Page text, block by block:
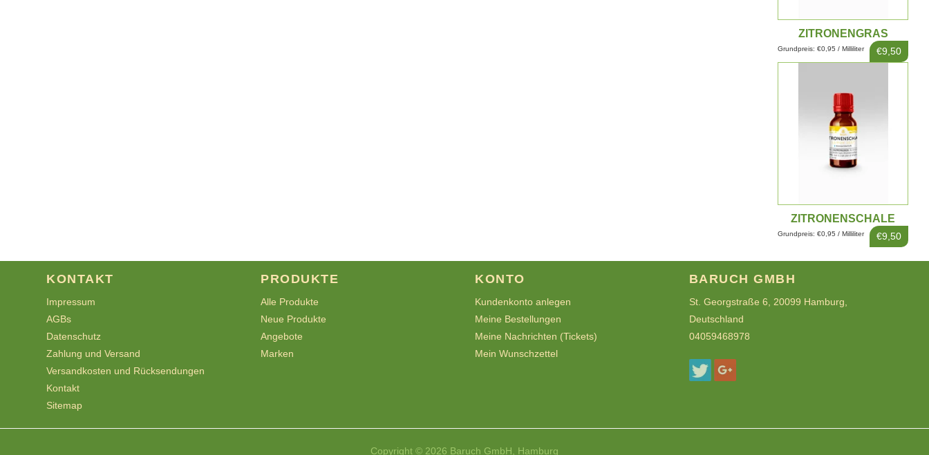
ZITRONENGRAS
EXTRAKT 10ML€9,50
Grundpreis: €0,95 / Milliliter
ZITRONENSCHALE
EXTRAKT 10ML€9,50
Grundpreis: €0,95 / Milliliter
KONTAKT
Impressum
AGBs
Datenschutz
Zahlung und Versand
Versandkosten und Rücksendungen
Kontakt
Sitemap
PRODUKTE
Alle Produkte
Neue Produkte
Angebote
Marken
KONTO
Kundenkonto anlegen
Meine Bestellungen
Meine Nachrichten (Tickets)
Mein Wunschzettel
BARUCH GMBH
St. Georgstraße 6, 20099 Hamburg,
Deutschland
04059468978
Copyright © 2026 Baruch GmbH, Hamburg